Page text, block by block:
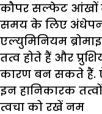
कौपर सल्फेट आंखों
समय के लिए
एल्युमिनियम
तत्व होते हैं और
कारण बन सकते हैं.
इन हानिकारक
त्वचा को रखें नम